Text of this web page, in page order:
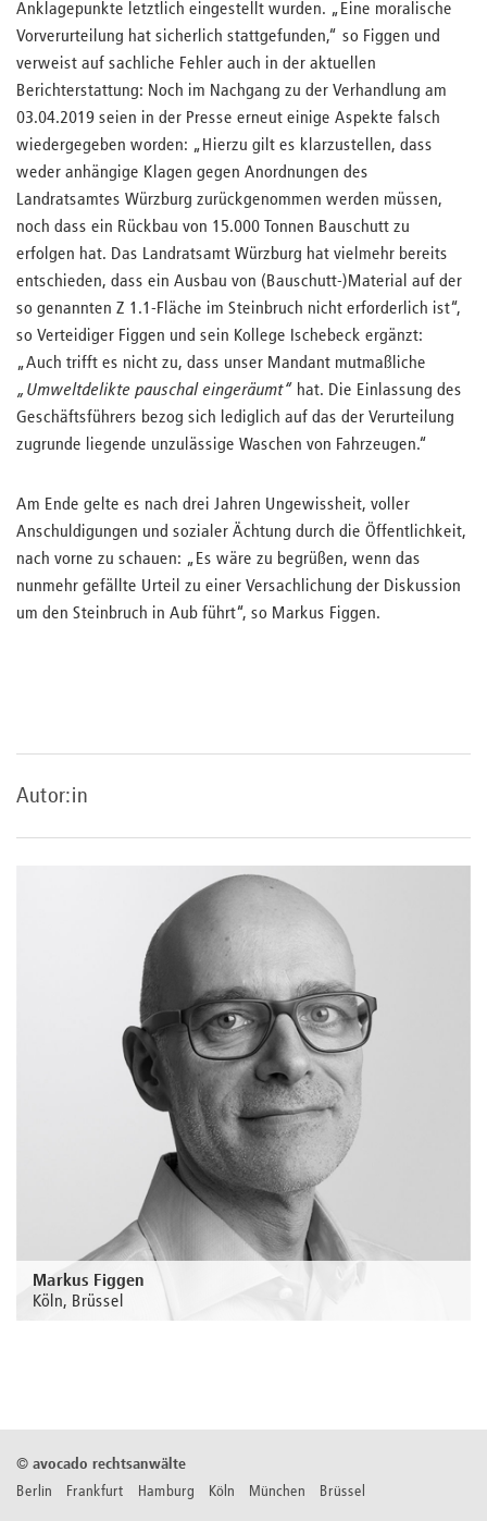
Anklagepunkte letztlich eingestellt wurden. „Eine moralische
Vorverurteilung hat sicherlich stattgefunden,“ so Figgen und
verweist auf sachliche Fehler auch in der aktuellen
Berichterstattung: Noch im Nachgang zu der Verhandlung am
03.04.2019 seien in der Presse erneut einige Aspekte falsch
wiedergegeben worden: „Hierzu gilt es klarzustellen, dass
weder anhängige Klagen gegen Anordnungen des
Landratsamtes Würzburg zurückgenommen werden müssen,
noch dass ein Rückbau von 15.000 Tonnen Bauschutt zu
erfolgen hat. Das Landratsamt Würzburg hat vielmehr bereits
entschieden, dass ein Ausbau von (Bauschutt-)Material auf der
so genannten Z 1.1-Fläche im Steinbruch nicht erforderlich ist“,
so Verteidiger Figgen und sein Kollege Ischebeck ergänzt:
„Auch trifft es nicht zu, dass unser Mandant mutmaßliche
„ Umweltdelikte pauschal eingeräumt“ hat. Die Einlassung des
Geschäftsführers bezog sich lediglich auf das der Verurteilung
zugrunde liegende unzulässige Waschen von Fahrzeugen.“
Am Ende gelte es nach drei Jahren Ungewissheit, voller
Anschuldigungen und sozialer Ächtung durch die Öffentlichkeit,
nach vorne zu schauen: „Es wäre zu begrüßen, wenn das
nunmehr gefällte Urteil zu einer Versachlichung der Diskussion
um den Steinbruch in Aub führt“, so Markus Figgen.
Autor:in
Markus Figgen
Köln, Brüssel
© avocado rechtsanwälte
Berlin Frankfurt Hamburg Köln München Brüssel